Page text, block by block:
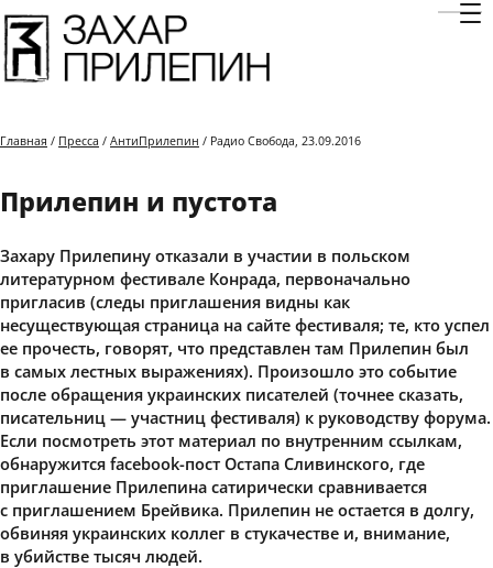
Главная / Пресса / АнтиПрилепин / Радио Свобода, 23.09.2016
Прилепин и пустота
Захару Прилепину отказали в участии в польском
литературном фестивале Конрада, первоначально
пригласив (следы приглашения видны как
несуществующая страница на сайте фестиваля; те, кто успел
ее прочесть, говорят, что представлен там Прилепин был
в самых лестных выражениях). Произошло это событие
после обращения украинских писателей (точнее сказать,
писательниц — участниц фестиваля) к руководству форума.
Если посмотреть этот материал по внутренним ссылкам,
обнаружится facebook-пост Остапа Сливинского, где
приглашение Прилепина сатирически сравнивается
с приглашением Брейвика. Прилепин не остается в долгу,
обвиняя украинских коллег в стукачестве и, внимание,
в убийстве тысяч людей.